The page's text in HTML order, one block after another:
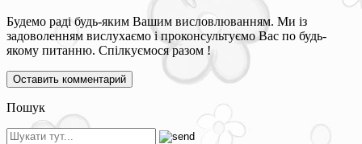
Будемо раді будь-яким Вашим висловлюванням. Ми із
задоволенням вислухаємо і проконсультуємо Вас по будь-
якому питанню. Спілкуємося разом !
Пошук